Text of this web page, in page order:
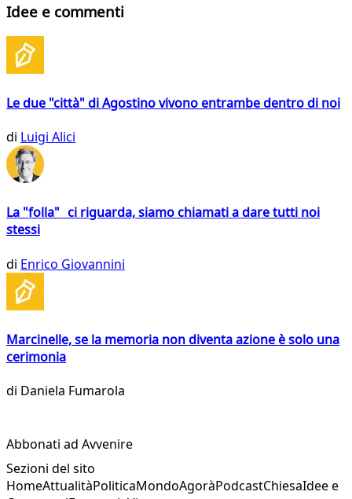
Idee e commenti
Le due "città" di Agostino vivono entrambe dentro di noi
di Luigi Alici
La "folla" ci riguarda, siamo chiamati a dare tutti noi
stessi
di Enrico Giovannini
Marcinelle, se la memoria non diventa azione è solo una
cerimonia
di Daniela Fumarola
Abbonati ad Avvenire
Sezioni del sito
HomeAttualitàPoliticaMondoAgoràPodcastChiesaIdee e